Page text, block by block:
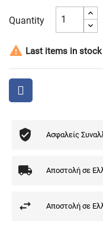
Quantity
 Last items in stock
Ασφαλείς
Αποστολή σε
Αποστολή σε